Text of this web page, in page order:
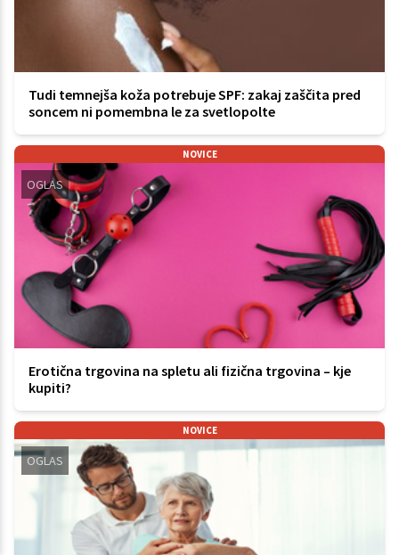
Tudi temnejša koža potrebuje SPF: zakaj zaščita pred
soncem ni pomembna le za svetlopolte
NOVICE
OGLAS
Erotična trgovina na spletu ali fizična trgovina – kje
kupiti?
NOVICE
OGLAS